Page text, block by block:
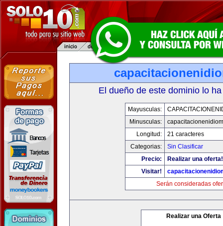
El dueño de este dominio lo
Mayusculas:
Minusculas:
Longitud:
21 caracteres
Categorias:
Sin Clasificar
Precio:
Realizar una oferta!
Visitar!
Serán consideradas
Realizar una Oferta